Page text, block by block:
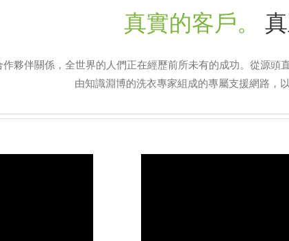
真實的客戶。
作夥伴關係，全世界的人們正在經歷前所未有的成功。從源頭
由知識淵博的洗衣專家組成的專屬支援網路，